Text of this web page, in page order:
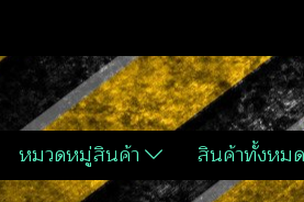
หมวดหมู่สินค้า สินค้าทั้งหมด